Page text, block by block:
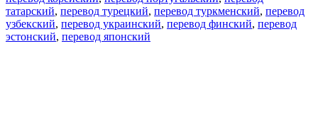
татарский, перевод турецкий, перевод туркменский, перевод
узбекский, перевод украинский, перевод финский, перевод
эстонский, перевод японский